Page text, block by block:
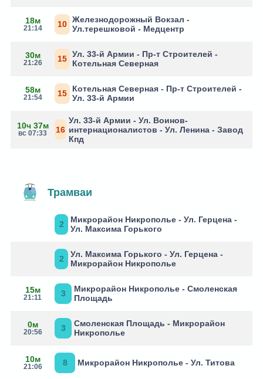
18м
21:14 10 Железнодорожный Вокзал -
Ул.терешковой - Медцентр
30м
21:26 15 Ул. 33-й Армии - Пр-т Строителей -
Котельная Северная
58м
21:54 15
Котельная Северная - Пр-т Строителей -
Ул. 33-й Армии
10ч 37м
вс 07:33 16
Ул. 33-й Армии - Ул. Воинов-
интернационалистов - Ул. Ленина - Завод
Кпд
Трамваи
2
Микрорайон Никрополье - Ул. Герцена -
Ул. Максима Горького
2
Ул. Максима Горького - Ул. Герцена -
Микрорайон Никрополье
15м
21:11 3
Микрорайон Никрополье - Смоленская
Площадь
0м
20:56 3
Смоленская Площадь - Микрорайон
Никрополье
10м
21:06 8 Микрорайон Никрополье - Ул. Титова